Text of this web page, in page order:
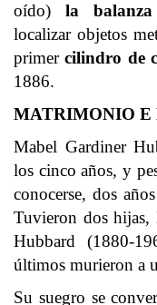
oído) la
localizar objetos
primercilindro de
1886.
MATRIMONIO E
Mabel Gardiner
los cinco años, y
conocerse, dos
Tuvieron dos
Hubbard (1880-
últimos murieron a
Su suegro se